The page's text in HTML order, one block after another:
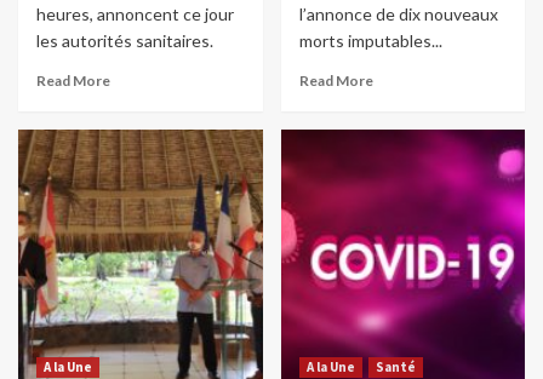
heures, annoncent ce jour
les autorités sanitaires.
Read More
l’annonce de dix nouveaux
morts imputables...
Read More
A la Une A la Une Santé